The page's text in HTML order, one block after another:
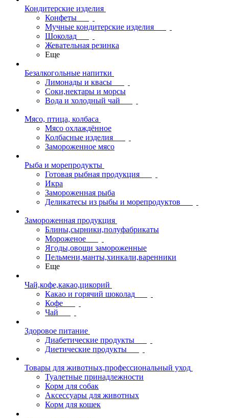
Кондитерские изделия
Конфеты
Мучные кондитерские изделия
Шоколад
Жевательная резинка
Еще
Безалкогольные напитки
Лимонады и квасы
Соки,нектары и морсы
Вода и холодный чай
Мясо, птица, колбаса
Мясо охлаждённое
Колбасные изделия
Замороженное мясо
Рыба и морепродукты
Готовая рыбная продукция
Икра
Замороженная рыба
Деликатесы из рыбы и морепродуктов
Замороженная продукция
Блины,сырники,полуфабрикаты
Мороженое
Ягоды,овощи замороженные
Пельмени,манты,хинкали,варенники
Еще
Чай,кофе,какао,цикорий
Какао и горячий шоколад
Кофе
Чай
Здоровое питание
Диабетические продукты
Диетические продукты
Товары для животных,профессиональный уход
Туалетные принадлежности
Корм для собак
Аксессуары для животных
Корм для кошек